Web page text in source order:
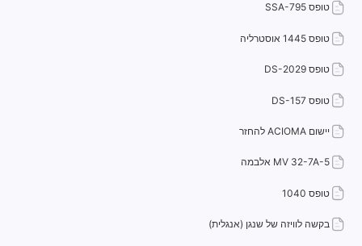
טופס SSA-795
טופס 1445 אוסטרליה
טופס DS-2029
טופס DS-157
יישום ACIOMA להחזר
MV 32-7A-5 אלבמה
טופס 1040
בקשה לוויזה של שנגן (אנגלית)